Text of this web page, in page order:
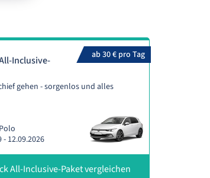
ab 30 € pro Tag
Inclusive-
gehen - sorgenlos und alles
- 12.09.2026
All-Inclusive-Paket vergleichen